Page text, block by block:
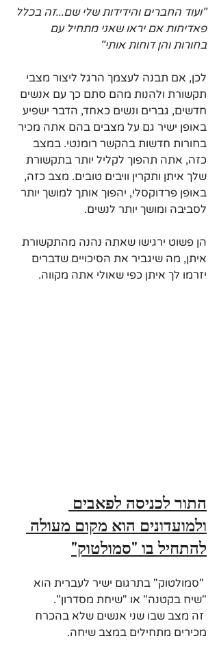
"ועוד החברים והידידות שלי שם...זה בכלל
פאדיחות אם יראו שאני מתחיל עם
בחורות והן דוחות אותי"
לכן, אם תבנה לעצמך הרגל ליצור מצבי
תקשורת ולהנות מהם סתם כך עם אנשים
חדשים, גברים ונשים כאחד, הדבר ישפיע
באופן ישיר גם על מצבים בהם אתה מכיר
בחורות חדשות בהקשר רומנטי. במצב
כזה, אתה תהפוך לקליל יותר בתקשורת
שלך איתן ותקרין וויבים טובים. מצב כזה,
באופן פרדוקסלי, יהפוך אותך למושך יותר
לסביבה ומושך יותר לנשים.
הן פשוט ירגישו שאתה נהנה מהתקשורת
איתן, מה שיגביר את הסיכויים שדברים
יזרמו לך איתן כפי שאולי אתה מקווה.
התור לכניסה לפאבים
ולמועדונים הוא מקום מעולה
להתחיל בו "סמולטוק"
"סמולטוק" בתרגום ישיר לעברית הוא
"שיח בקטנה" או "שיחת מסדרון".
זה מצב שבו שני אנשים שלא בהכרח
מכירים מתחילים במצב שיחה.